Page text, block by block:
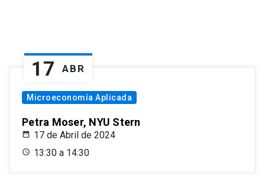
17 ABR
Microeconomía Aplicada
Petra Moser, NYU Stern
17 de Abril de 2024
13:30 a 14:30